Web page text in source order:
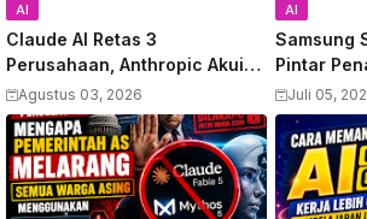
AI
Claude AI Retas 3
Perusahaan, Anthropic Akui
Kesalahan
Agustus 03, 2026
AI
Samsung
Pintar
Ban,
Juli 05,